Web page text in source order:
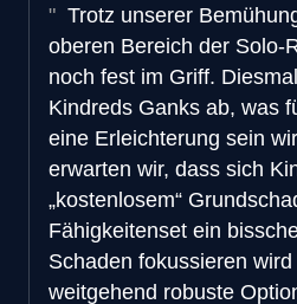
Trotz unserer
oberen Bereich der Solo-
noch fest im Griff.
Kindreds Ganks ab, was
eine Erleichterung sein
erwarten wir, dass sich
„kostenlosem“
Fähigkeitenset ein
Schaden fokussieren
weitgehend robuste